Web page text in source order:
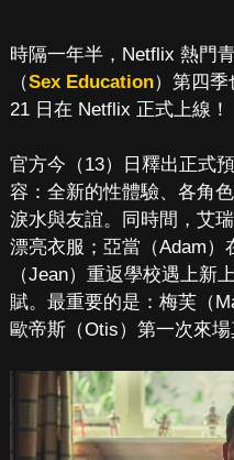
時隔一年半，Netflix 熱門
（Sex Education）第四季
21 日在 Netflix 正式上線！
官方今（13）日釋出正式
容：全新的性體驗、各角
淚水與友誼。同時間，艾
漂亮衣服；亞當（Adam
（Jean）重返學校遇上新
賦。最重要的是：梅芙（
歐帝斯（Otis）第一次來場